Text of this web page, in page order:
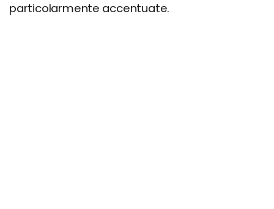
particolarmente accentuate.